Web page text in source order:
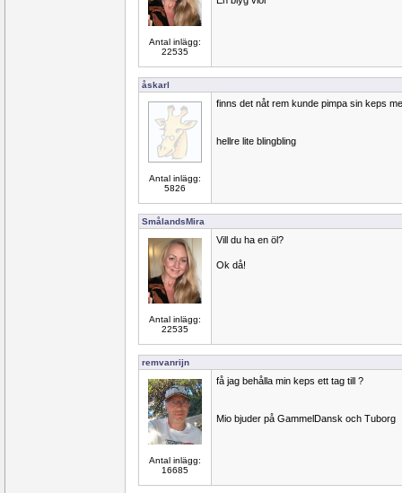
Antal inlägg:
22535
åskarl
Antal inlägg:
5826
finns det nåt rem kunde pimpa sin keps
hellre lite blingbling
SmålandsMira
Antal inlägg:
22535
Vill du ha en öl?
Ok då!
remvanrijn
Antal inlägg:
16685
få jag behålla min keps ett tag till ?
Mio bjuder på GammelDansk och Tuborg